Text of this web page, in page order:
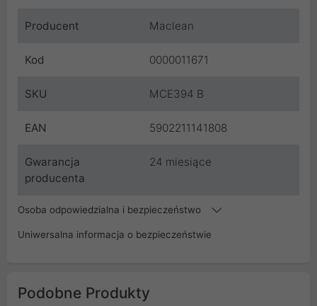
Producent Maclean
Kod 0000011671
SKU MCE394 B
EAN 5902211141808
Gwarancja
producenta
24 miesiące
Osoba odpowiedzialna i bezpieczeństwo
Uniwersalna informacja o bezpieczeństwie
Podobne Produkty